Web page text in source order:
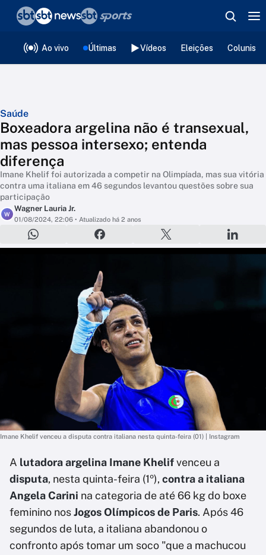
Ao vivo Últimas Vídeos Eleições
Saúde
Boxeadora argelina não é transexual,
mas pessoa intersexo; entenda
diferença
Imane Khelif foi autorizada a competir na Olimpíada, mas sua vitória
contra uma italiana em 46 segundos levantou questões sobre sua
participação
W
Wagner Lauria Jr.
01/08/2024, 22:06 • Atualizado há 2 anos
Imane Khelif venceu a disputa contra italiana nesta quinta-feira (01) | Instagram
A lutadora argelina Imane Khelifvenceu a
disputa, nesta quinta-feira (1º), contra a italiana
Angela Carini na categoria de até 66 kg do boxe
feminino nosJogos Olímpicos de Paris. Após 46
segundos de luta, a italiana abandonou o
confronto após tomar um soco "que a machucou
❮voltar
Editorias